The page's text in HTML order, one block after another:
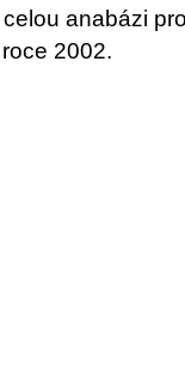
anabázi
2002.